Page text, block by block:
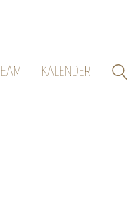
TEAM KALENDER